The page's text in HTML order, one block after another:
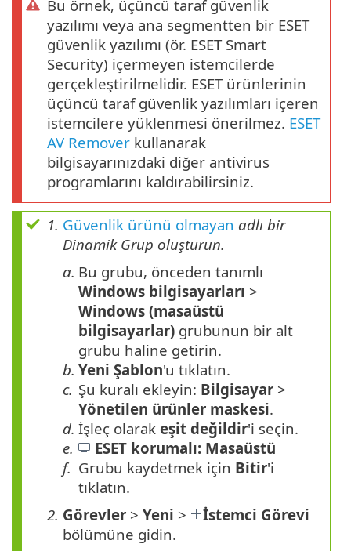
Bu örnek, üçüncü taraf güvenlik
yazılımı veya ana segmentten bir ESET
güvenlik yazılımı (ör. ESET Smart
Security) içermeyen istemcilerde
gerçekleştirilmelidir. ESET ürünlerinin
üçüncü taraf güvenlik yazılımları içeren
istemcilere yüklenmesi önerilmez. ESET
AV Remover kullanarak
bilgisayarınızdaki diğer antivirus
programlarını kaldırabilirsiniz.
1. Güvenlik ürünü olmayan adlı bir
Dinamik Grup oluşturun.
a. Bu grubu, önceden tanımlı
Windows bilgisayarları >
Windows (masaüstü
bilgisayarlar) grubunun bir alt
grubu haline getirin.
b. Yeni Şablon'u tıklatın.
c. Şu kuralı ekleyin: Bilgisayar >
Yönetilen ürünler maskesi.
d. İşleç olarak eşit değildir'i seçin.
e.
ESET korumalı: Masaüstü
f. Grubu kaydetmek için Bitir'i
tıklatın.
2. Görevler > Yeni >
İstemci Görevi
bölümüne gidin.